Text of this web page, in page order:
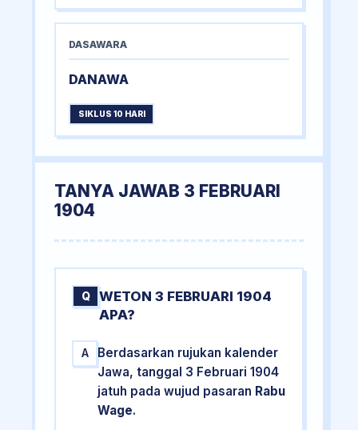
DASAWARA
DANAWA
SIKLUS 10 HARI
TANYA JAWAB 3 FEBRUARI
1904
Q
WETON 3 FEBRUARI 1904
APA?
A
Berdasarkan rujukan kalender
Jawa, tanggal 3 Februari 1904
jatuh pada wujud pasaran Rabu
Wage.